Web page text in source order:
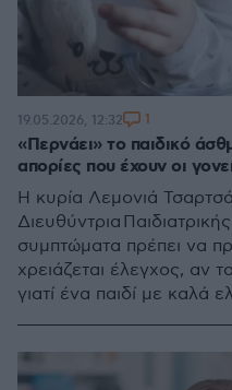
«Περνάει» το παιδικό
απορίες που έχουν οι
Η κυρία Λεμονιά
Διευθύντρια
συμπτώματα πρέπει να
χρειάζεται έλεγχος, αν
γιατί ένα παιδί με καλά
19.05.2026, 12:32 1